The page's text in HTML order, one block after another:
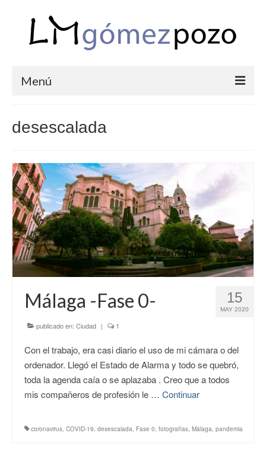
Menú
COMUNIONES
CORPORATIVAS
SEMANA SANTA
BLOG
SOBRE LM
desescalada
15
MAY 2020
Málaga -Fase 0-
publicado en: Ciudad | 1
Con el trabajo, era casi diario el uso de mi cámara o del
ordenador. Llegó el Estado de Alarma y todo se quebró,
toda la agenda caía o se aplazaba . Creo que a todos
mis compañeros de profesión le … Continuar
coronavirus, COVID-19, desescalada, Fase 0, fotografías, Málaga, pandemia